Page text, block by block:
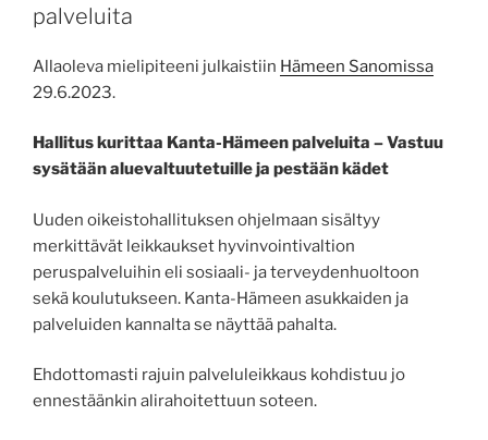
palveluita
Allaoleva mielipiteeni julkaistiin Hämeen Sanomissa
29.6.2023.
Hallitus kurittaa Kanta-Hämeen palveluita – Vastuu
sysätään aluevaltuutetuille ja pestään kädet
Uuden oikeistohallituksen ohjelmaan sisältyy
merkittävät leikkaukset hyvinvointivaltion
peruspalveluihin eli sosiaali- ja terveydenhuoltoon
sekä koulutukseen. Kanta-Hämeen asukkaiden ja
palveluiden kannalta se näyttää pahalta.
Ehdottomasti rajuin palveluleikkaus kohdistuu jo
ennestäänkin alirahoitettuun soteen.